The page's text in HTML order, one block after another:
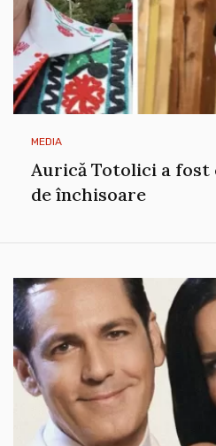
MEDIA
Aurică Totolici a fost
de închisoare